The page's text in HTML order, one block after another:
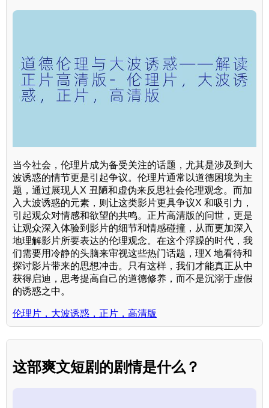
当今社会，伦理片成为备受关注的话题，尤其是涉及到大
波诱惑的情节更是引起争议。伦理片通常以道德困境为主
题，通过展现人X 丑陋和虚伪来反思社会伦理观念。而加
入大波诱惑的元素，则让这类影片更具争议X 和吸引力，
引起观众对情感和欲望的共鸣。正片高清版的问世，更是
让观众深入体验到影片的细节和情感碰撞，从而更加深入
地理解影片所要表达的伦理观念。在这个浮躁的时代，我
们需要用冷静的头脑来审视这些热门话题，理X 地看待和
探讨影片带来的思想冲击。只有这样，我们才能真正从中
获得启迪，思考提高自己的道德修养，而不是沉溺于虚假
的诱惑之中。
伦理片，大波诱惑，正片，高清版
这部爽文短剧的剧情是什么？